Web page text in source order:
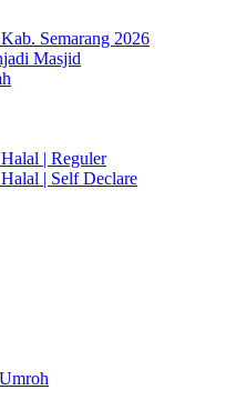
Semarang 2026
Masjid
| Reguler
| Self Declare